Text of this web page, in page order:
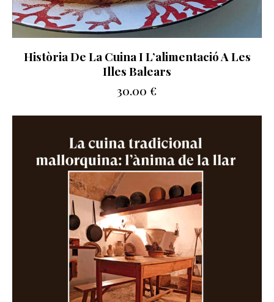
Història De La Cuina I L’alimentació A Les
Illes Balears
30.00 €